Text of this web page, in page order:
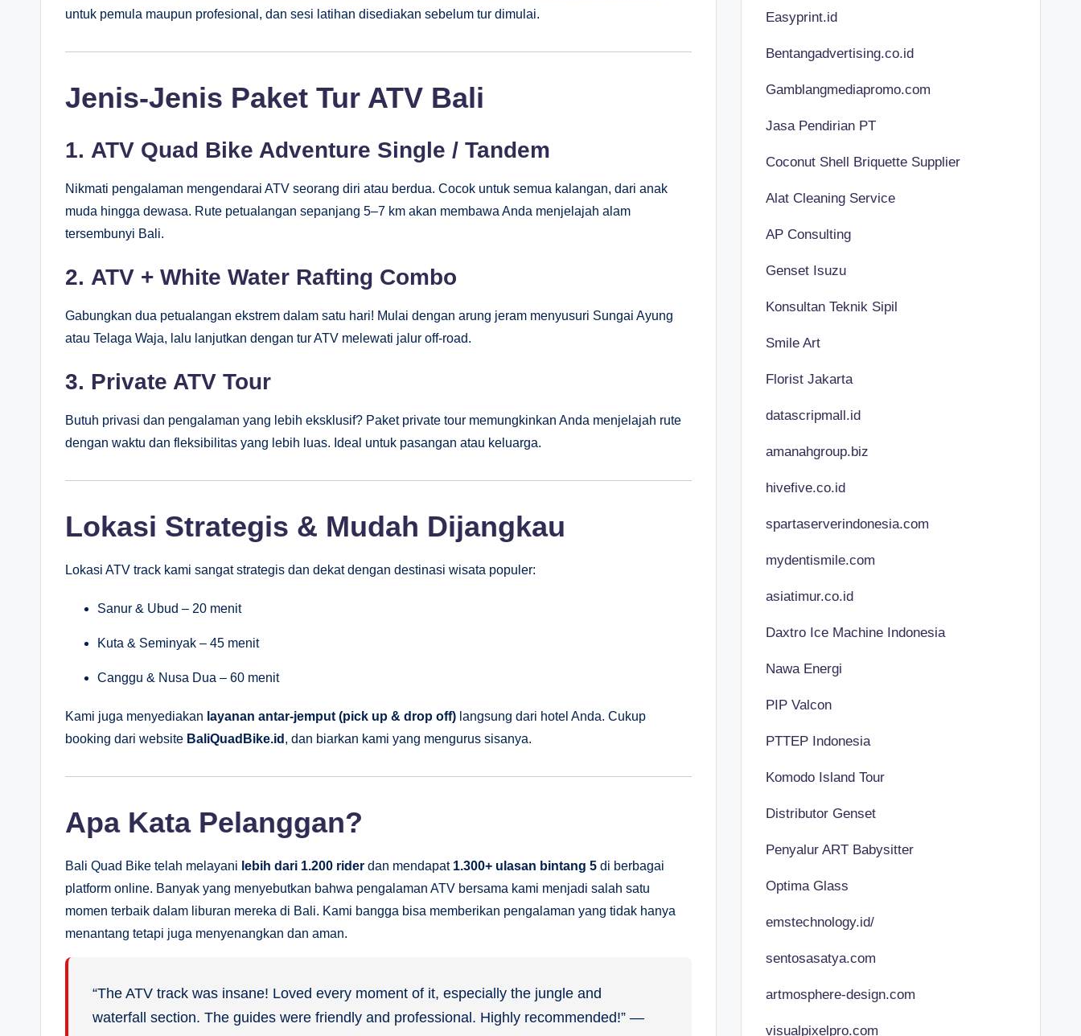
untuk pemula maupun profesional, dan sesi latihan disediakan sebelum tur dimulai.
Jenis-Jenis Paket Tur ATV Bali
1. ATV Quad Bike Adventure Single / Tandem
Nikmati pengalaman mengendarai ATV seorang diri atau berdua. Cocok untuk semua kalangan, dari anak
muda hingga dewasa. Rute petualangan sepanjang 5–7 km akan membawa Anda menjelajah alam
tersembunyi Bali.
2. ATV + White Water Rafting Combo
Gabungkan dua petualangan ekstrem dalam satu hari! Mulai dengan arung jeram menyusuri Sungai Ayung
atau Telaga Waja, lalu lanjutkan dengan tur ATV melewati jalur off-road.
3. Private ATV Tour
Butuh privasi dan pengalaman yang lebih eksklusif? Paket private tour memungkinkan Anda menjelajah rute
dengan waktu dan fleksibilitas yang lebih luas. Ideal untuk pasangan atau keluarga.
Lokasi Strategis & Mudah Dijangkau
Lokasi ATV track kami sangat strategis dan dekat dengan destinasi wisata populer:
Sanur & Ubud – 20 menit
Kuta & Seminyak – 45 menit
Canggu & Nusa Dua – 60 menit
Kami juga menyediakan layanan antar-jemput (pick up & drop off) langsung dari hotel Anda. Cukup
booking dari website BaliQuadBike.id , dan biarkan kami yang mengurus sisanya.
Apa Kata Pelanggan?
Bali Quad Bike telah melayani lebih dari 1.200 rider dan mendapat 1.300+ ulasan bintang 5 di berbagai
platform online. Banyak yang menyebutkan bahwa pengalaman ATV bersama kami menjadi salah satu
momen terbaik dalam liburan mereka di Bali. Kami bangga bisa memberikan pengalaman yang tidak hanya
menantang tetapi juga menyenangkan dan aman.
“The ATV track was insane! Loved every moment of it, especially the jungle and
waterfall section. The guides were friendly and professional. Highly recommended!” —
Easyprint.id
Bentangadvertising.co.id
Gamblangmediapromo.com
Jasa Pendirian PT
Coconut Shell Briquette Supplier
Alat Cleaning Service
AP Consulting
Genset Isuzu
Konsultan Teknik Sipil
Smile Art
Florist Jakarta
datascripmall.id
amanahgroup.biz
hivefive.co.id
spartaserverindonesia.com
mydentismile.com
asiatimur.co.id
Daxtro Ice Machine Indonesia
Nawa Energi
PIP Valcon
PTTEP Indonesia
Komodo Island Tour
Distributor Genset
Penyalur ART Babysitter
Optima Glass
emstechnology.id/
sentosasatya.com
artmosphere-design.com
visualpixelpro.com